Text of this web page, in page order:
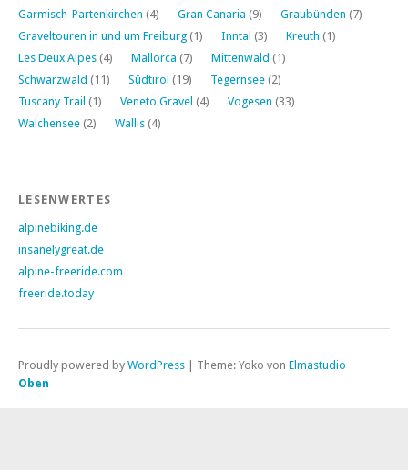
Garmisch-Partenkirchen (4) Gran Canaria (9) Graubünden (7)
Graveltouren in und um Freiburg (1) Inntal (3) Kreuth (1)
Les Deux Alpes (4) Mallorca (7) Mittenwald (1)
Schwarzwald (11) Südtirol (19) Tegernsee (2)
Tuscany Trail (1) Veneto Gravel (4) Vogesen (33)
Walchensee (2) Wallis (4)
LESENWERTES
alpinebiking.de
insanelygreat.de
alpine-freeride.com
freeride.today
Proudly powered by WordPress Theme: Yoko von Elmastudio
Oben